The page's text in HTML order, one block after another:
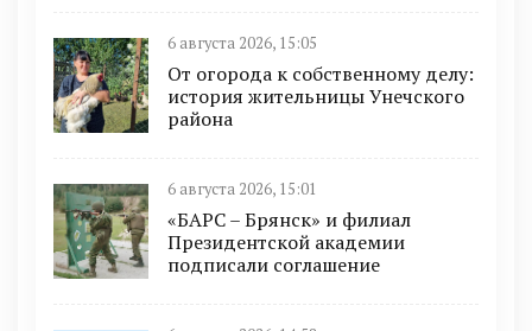
6 августа 2026, 15:05
От огорода к собственному делу:
история жительницы Унечского
района
6 августа 2026, 15:01
«БАРС – Брянск» и филиал
Президентской академии
подписали соглашение